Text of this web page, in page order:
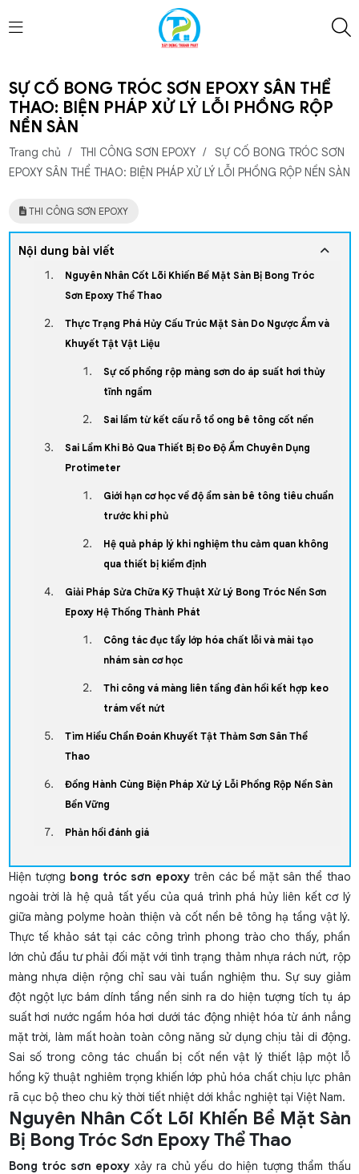
SỰ CỐ BONG TRÓC SƠN EPOXY SÂN THỂ
THAO: BIỆN PHÁP XỬ LÝ LỖI PHỒNG RỘP
NỀN SÀN
Trang chủ / THI CÔNG SƠN EPOXY /
SỰ CỐ BONG TRÓC SƠN
EPOXY SÂN THỂ THAO: BIỆN PHÁP XỬ LÝ LỖI PHỒNG RỘP NỀN SÀN
THI CÔNG SƠN EPOXY
Nội dung bài viết
Nguyên Nhân Cốt Lõi Khiến Bề Mặt Sàn Bị Bong Tróc
Sơn Epoxy Thể Thao
Thực Trạng Phá Hủy Cấu Trúc Mặt Sàn Do Ngược Ẩm và
Khuyết Tật Vật Liệu
Sự cố phồng rộp màng sơn do áp suất hơi thủy
tĩnh ngầm
Sai lầm từ kết cấu rỗ tổ ong bê tông cốt nền
Sai Lầm Khi Bỏ Qua Thiết Bị Đo Độ Ẩm Chuyên Dụng
Protimeter
Giới hạn cơ học về độ ẩm sàn bê tông tiêu chuẩn
trước khi phủ
Hệ quả pháp lý khi nghiệm thu cảm quan không
qua thiết bị kiểm định
Giải Pháp Sửa Chữa Kỹ Thuật Xử Lý Bong Tróc Nền Sơn
Epoxy Hệ Thống Thành Phát
Công tác đục tẩy lớp hóa chất lỗi và mài tạo
nhám sàn cơ học
Thi công vá màng liên tầng đàn hồi kết hợp keo
trám vết nứt
Tìm Hiểu Chẩn Đoán Khuyết Tật Thảm Sơn Sân Thể
Thao
Đồng Hành Cùng Biện Pháp Xử Lý Lỗi Phồng Rộp Nền Sàn
Bền Vững
Phản hồi đánh giá
Hiện tượng bong tróc sơn epoxytrên các bề mặt sân thể thao
ngoài trời là hệ quả tất yếu của quá trình phá hủy liên kết cơ lý
giữa màng polyme hoàn thiện và cốt nền bê tông hạ tầng vật lý.
Thực tế khảo sát tại các công trình phong trào cho thấy, phần
lớn chủ đầu tư phải đối mặt với tình trạng thảm nhựa rách nứt, rộp
màng nhựa diện rộng chỉ sau vài tuần nghiệm thu. Sự suy giảm
đột ngột lực bám dính tầng nền sinh ra do hiện tượng tích tụ áp
suất hơi nước ngầm hóa hơi dưới tác động nhiệt hóa từ ánh nắng
mặt trời, làm mất hoàn toàn công năng sử dụng chịu tải di động.
Sai số trong công tác chuẩn bị cốt nền vật lý thiết lập một lỗ
hổng kỹ thuật nghiêm trọng khiến lớp phủ hóa chất chịu lực phân
rã cục bộ theo chu kỳ thời tiết nhiệt dới khắc nghiệt tại Việt Nam.
Nguyên Nhân Cốt Lõi Khiến Bề Mặt Sàn
Bị Bong Tróc Sơn Epoxy Thể Thao
Bong tróc sơn epoxy xảy ra chủ yếu do hiện tượng thẩm thấu